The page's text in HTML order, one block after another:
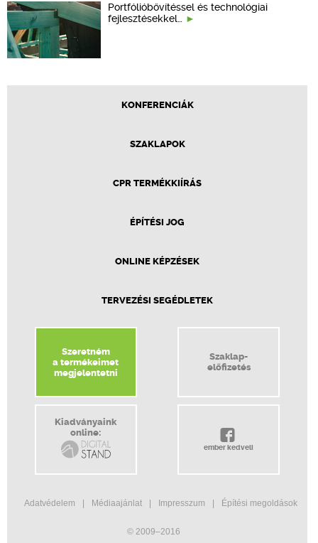
Portfólióbővítéssel és technológiai
fejlesztésekkel…
KONFERENCIÁK
SZAKLAPOK
CPR TERMÉKKIÍRÁS
ÉPÍTÉSI JOG
ONLINE KÉPZÉSEK
TERVEZÉSI SEGÉDLETEK
Szeretném
a termékeimet
megjelentetni
Szaklap-
előfizetés
Kiadványaink
online:
ember kedveli
Adatvédelem Médiaajánlat Impresszum Építési megoldások
© 2009–2016